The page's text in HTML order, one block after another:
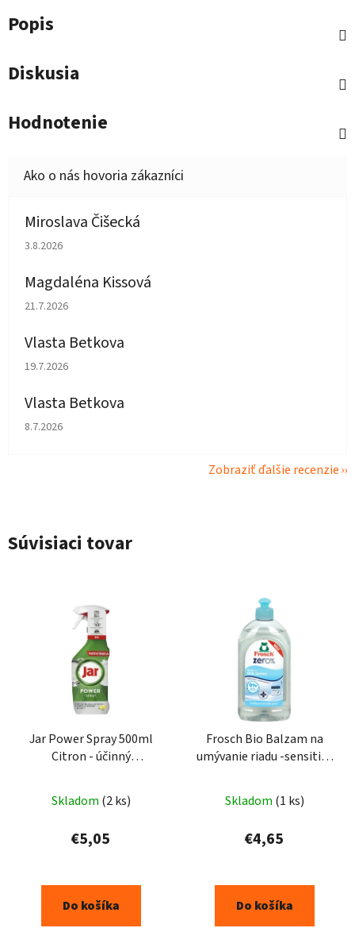
Popis
Diskusia
Hodnotenie
Miroslava Čišecká
Hodnotenie obchodu je 1 z 5 hviezdičiek.
3.8.2026
Magdaléna Kissová
Hodnotenie obchodu je 5 z 5 hviezdičiek.
21.7.2026
Vlasta Betkova
Hodnotenie obchodu je 5 z 5 hviezdičiek.
19.7.2026
Vlasta Betkova
Hodnotenie obchodu je 4 z 5 hviezdičiek.
8.7.2026
Zobraziť ďalšie recenzie
Súvisiaci tovar
Jar Power Spray 500ml
Citron - účinný
Skladom (2 ks)
€5,05
Do košíka
Frosch Bio Balzam na
umývanie riadu -sensitive
Skladom (1 ks)
€4,65
Do košíka